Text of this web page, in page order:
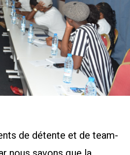
de détente et de team-